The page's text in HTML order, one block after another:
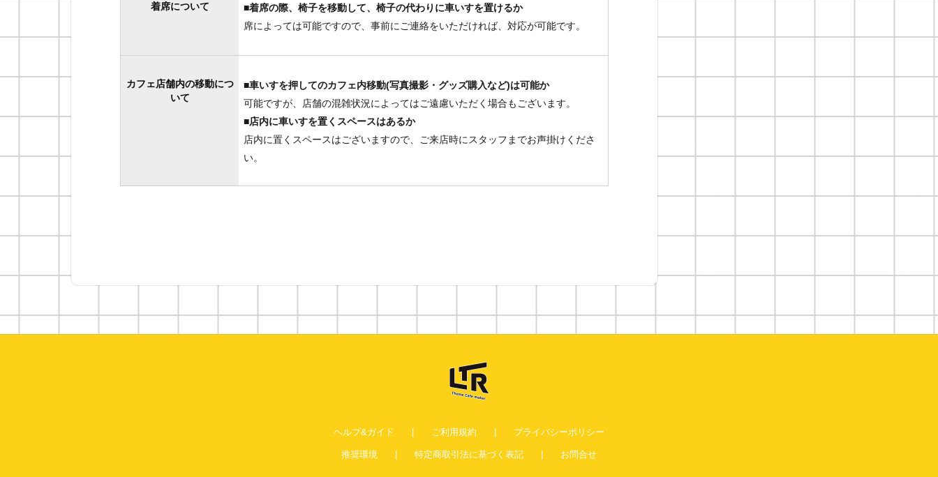
着席について
■着席の際、椅子を移動して、椅子の代わりに車いすを置けるか
席によっては可能ですので、事前にご連絡をいただければ、対応が可能です。
カフェ店舗内の移動につ
いて
■車いすを押してのカフェ内移動(写真撮影・グッズ購入など)は可能か
可能ですが、店舗の混雑状況によってはご遠慮いただく場合もございます。
■店内に車いすを置くスペースはあるか
店内に置くスペースはございますので、ご来店時にスタッフまでお声掛けくださ
い。
ヘルプ&ガイド ご利用規約 プライバシーポリシー
推奨環境 特定商取引法に基づく表記 お問合せ